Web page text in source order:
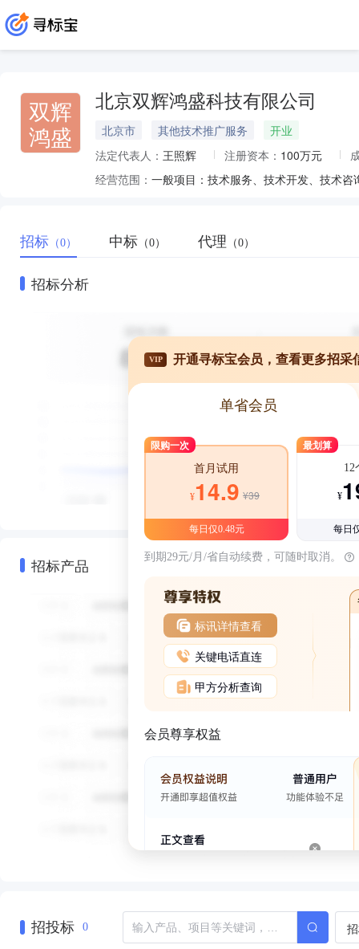
双辉
鸿盛
北京双辉鸿盛科技有限公司
北京市 其他技术推广服务
开业
法定代表人： 王照辉 注册资本： 100万元
经营范围：
招标 （0） 中标 （0） 代理 （0）
招标分析
招标产品
VIP 开通寻标宝会员，查看更多招采
单省会员
限购一次
首月试用
¥14.9 ¥39
每日仅0.48元
最划算
12
¥
每日
到期29元/月/省自动续费，可随时取消。
标讯详情查看
关键电话直连
甲方分析查询
会员尊享权益
招投标 0